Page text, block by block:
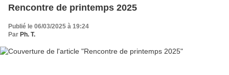
Rencontre de printemps 2025
Publié le 06/03/2025 à 19:24
Par Ph. T.